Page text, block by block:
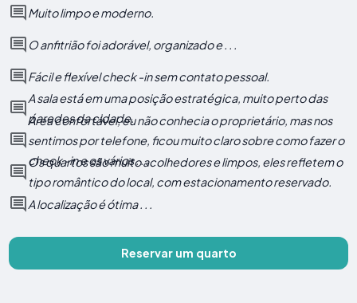
Muito limpo e moderno.
O anfitrião foi adorável, organizado e . . .
Fácil e flexível check -in sem contato pessoal.
A sala está em uma posição estratégica, muito perto das
paredes da cidade.
Área confortável, eu não conhecia o proprietário, mas nos
sentimos por telefone, ficou muito claro sobre como fazer o
check -in e os vários . . .
Os quartos são muito acolhedores e limpos, eles refletem o
tipo romântico do local, com estacionamento reservado.
A localização é ótima . . .
Reservar um quarto